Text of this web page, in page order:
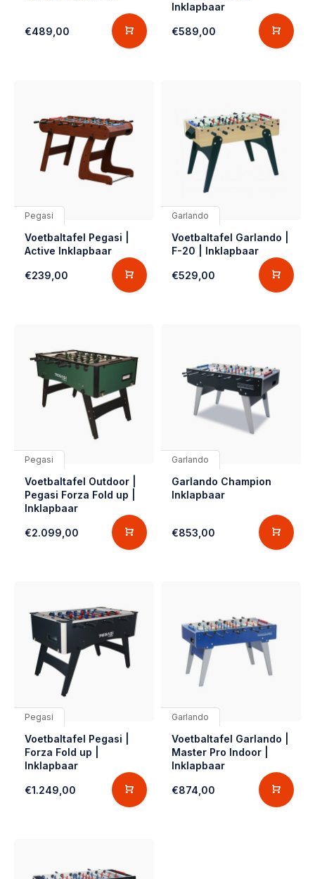
€489,00
Inklapbaar
€589,00
Pegasi
Voetbaltafel Pegasi |
Active Inklapbaar
€239,00
Garlando
Voetbaltafel Garlando |
F-20 | Inklapbaar
€529,00
Pegasi
Voetbaltafel Outdoor |
Pegasi Forza Fold up |
Inklapbaar
€2.099,00
Garlando
Garlando Champion
Inklapbaar
€853,00
Pegasi
Voetbaltafel Pegasi |
Forza Fold up |
Inklapbaar
€1.249,00
Garlando
Voetbaltafel Garlando |
Master Pro Indoor |
Inklapbaar
€874,00